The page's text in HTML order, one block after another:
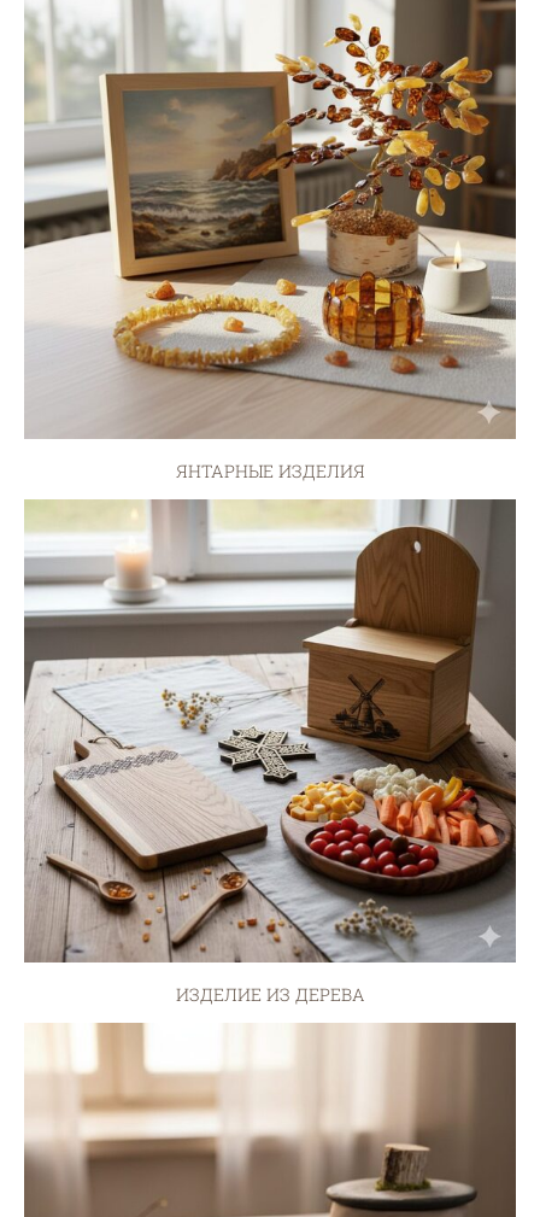
ЯНТАРНЫЕ ИЗДЕЛИЯ
ИЗДЕЛИЕ ИЗ ДЕРЕВА